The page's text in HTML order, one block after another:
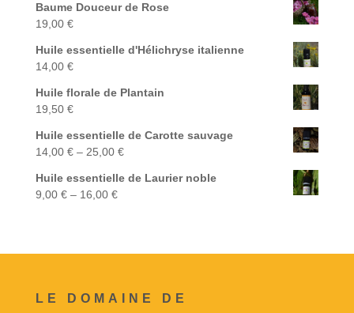
Baume Douceur de Rose
19,00 €
Huile essentielle d'Hélichryse italienne
14,00 €
Huile florale de Plantain
19,50 €
Huile essentielle de Carotte sauvage
14,00 €– 25,00 €
Huile essentielle de Laurier noble
9,00 €– 16,00 €
LE DOMAINE DE